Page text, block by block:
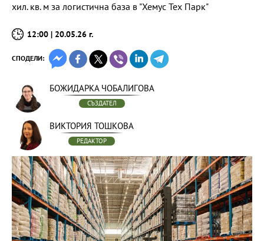
хил. кв. м за логистична база в "Хемус Тех Парк"
12:00 | 20.05.26 г.
СПОДЕЛИ:
БОЖИДАРКА ЧОБАЛИГОВА
СЪЗДАТЕЛ
ВИКТОРИЯ ТОШКОВА
РЕДАКТОР